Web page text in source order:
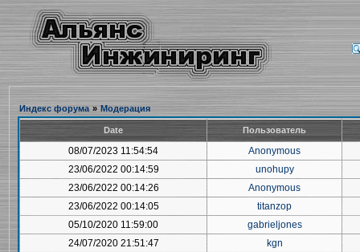
Индекс форума » Модерация
Date Пользователь
08/07/2023 11:54:54
Anonymous
23/06/2022 00:14:59
unohupy
23/06/2022 00:14:26
Anonymous
23/06/2022 00:14:05
titanzop
05/10/2020 11:59:00
gabrieljones
24/07/2020 21:51:47
kgn